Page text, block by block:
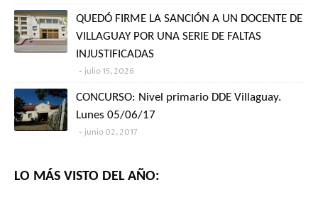
QUEDÓ FIRME LA SANCIÓN A UN DOCENTE DE
VILLAGUAY POR UNA SERIE DE FALTAS
INJUSTIFICADAS
julio 15, 2026
CONCURSO: Nivel primario DDE Villaguay.
Lunes 05/06/17
junio 02, 2017
LO MÁS VISTO DEL AÑO: